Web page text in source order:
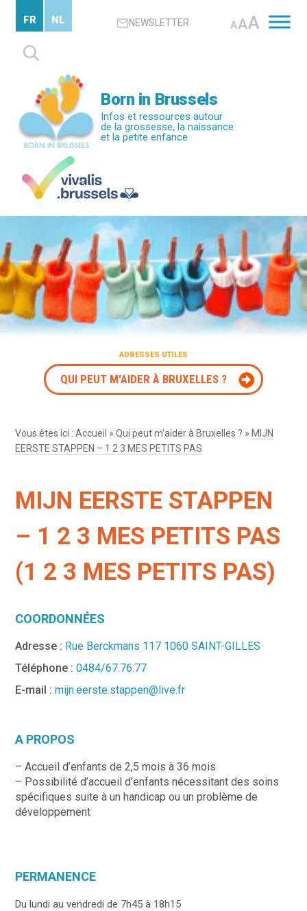
contenu
principal
NEWSLETTER AAA
Rechercher :
FR NL
Born in Brussels
Infos et ressources autour
de la grossesse, la naissance
et la petite enfance
ADRESSES UTILES
QUI PEUT M'AIDER À BRUXELLES ?
Vous êtes ici :Accueil »Qui peut m’aider à Bruxelles ? » MIJN
EERSTE STAPPEN – 1 2 3 MES PETITS PAS
MIJN EERSTE STAPPEN
– 1 2 3 MES PETITS PAS
(1 2 3 MES PETITS PAS)
COORDONNÉES
Adresse : Rue Berckmans 117 1060 SAINT-GILLES
Téléphone :0484/67.76.77
E-mail : mijn.eerste.stappen@live.fr
A PROPOS
– Accueil d’enfants de 2,5 mois à 36 mois
– Possibilité d’accueil d’enfants nécessitant des soins
spécifiques suite à un handicap ou un problème de
développement
PERMANENCE
Du lundi au vendredi de 7h45 à 18h15